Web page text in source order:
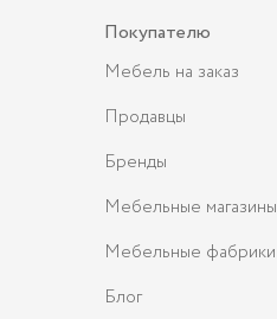
Покупателю
Мебель на заказ
Продавцы
Бренды
Мебельные магазины
Мебельные фабрики
Блог